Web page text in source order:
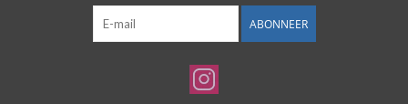
Cadeaubonnen
ABONNEER